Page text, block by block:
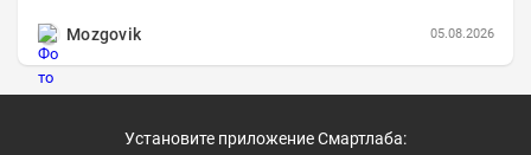
Mozgovik
05.08.2026
Установите приложение Смартлаба: